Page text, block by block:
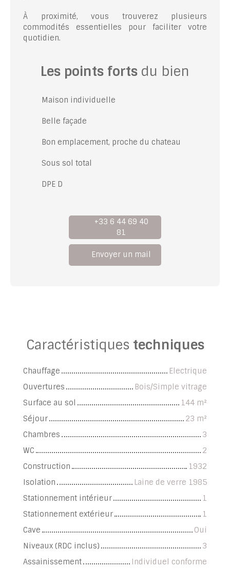
À proximité, vous trouverez plusieurs
commodités essentielles pour faciliter votre
quotidien.
Les points forts du bien
Maison individuelle
Belle façade
Bon emplacement, proche du chateau
Sous sol total
DPE D
+33 6 44 69 40
81
Envoyer un mail
Caractéristiques techniques
Chauffage
Electrique
Ouvertures
Bois/Simple vitrage
Surface au sol
144 m²
Séjour
23 m²
Chambres
3
WC
2
Construction
1932
Isolation
Laine de verre 1985
Stationnement intérieur
1
Stationnement extérieur
1
Cave
Oui
Niveaux (RDC inclus)
3
Assainissement
Individuel conforme